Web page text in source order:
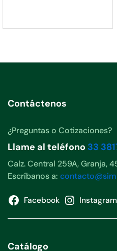
Contáctenos
¿Preguntas o Cotizaciones?
Llame al teléfono 33
Calz. Central 259A, Granja,
Escríbanos a:
Facebook Instagram
Catálogo